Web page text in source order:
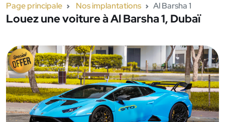
Page principale Nos implantations Al Barsha 1
Louez une voiture à Al Barsha 1, Dubaï